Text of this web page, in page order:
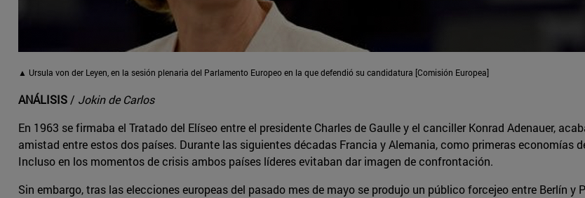
▲ Ursula von der Leyen, en la sesión plenaria del Parlamento Europeo en la que defendió su candidatura [Comisión Europea]
ANÁLISIS/ Jokin de Carlos
En 1963 se firmaba el Tratado del Elíseo entre el presidente Charles de Gaulle y el canciller Konrad Adenauer,
amistad entre estos dos países. Durante las siguientes décadas Francia y Alemania, como primeras economías
Incluso en los momentos de crisis ambos países líderes evitaban dar imagen de confrontación.
Sin embargo, tras las elecciones europeas del pasado mes de mayo se produjo un público forcejeo entre Berlín